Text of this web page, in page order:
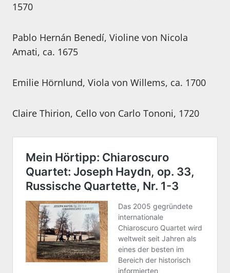
1570
Pablo Hernán Benedí, Violine von Nicola
Amati, ca. 1675
Emilie Hörnlund, Viola von Willems, ca. 1700
Claire Thirion, Cello von Carlo Tononi, 1720